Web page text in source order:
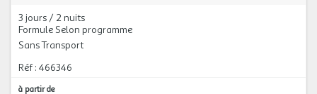
3 jours / 2 nuits
Formule Selon programme
Sans Transport
Réf : 466346
à partir de